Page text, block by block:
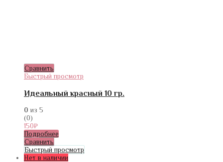
Сравнить
Быстрый просмотр
Идеальный красный 10 гр.
0 из 5
(0)
150₽
Подробнее
Сравнить
Быстрый просмотр
Нет в наличии